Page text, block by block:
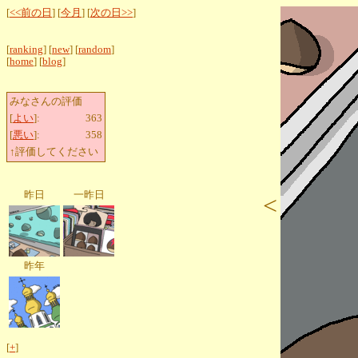
[<<前の日 ] [今月 ] [次の日>>]
[ranking] [new] [random]
[home] [blog]
みなさんの評価
[よい]:
363
[悪い]:
358
↑評価してください
昨日 一昨日
昨年
[+]
<